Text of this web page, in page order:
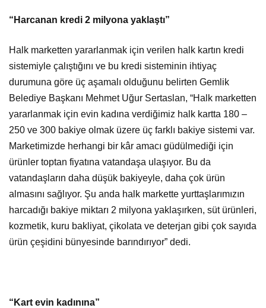
“Harcanan kredi 2 milyona yaklaştı”
Halk marketten yararlanmak için verilen halk kartın kredi
sistemiyle çalıştığını ve bu kredi sisteminin ihtiyaç
durumuna göre üç aşamalı olduğunu belirten Gemlik
Belediye Başkanı Mehmet Uğur Sertaslan, “Halk marketten
yararlanmak için evin kadına verdiğimiz halk kartta 180 –
250 ve 300 bakiye olmak üzere üç farklı bakiye sistemi var.
Marketimizde herhangi bir kâr amacı güdülmediği için
ürünler toptan fiyatına vatandaşa ulaşıyor. Bu da
vatandaşların daha düşük bakiyeyle, daha çok ürün
almasını sağlıyor. Şu anda halk markette yurttaşlarımızın
harcadığı bakiye miktarı 2 milyona yaklaşırken, süt ürünleri,
kozmetik, kuru bakliyat, çikolata ve deterjan gibi çok sayıda
ürün çeşidini bünyesinde barındırıyor” dedi.
“Kart evin kadınına”